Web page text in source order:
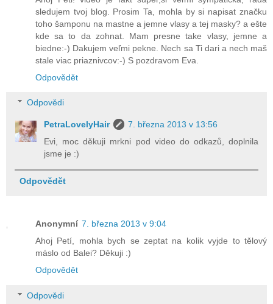
sledujem tvoj blog. Prosim Ta, mohla by si napisat značku
toho šamponu na mastne a jemne vlasy a tej masky? a ešte
kde sa to da zohnat. Mam presne take vlasy, jemne a
biedne:-) Dakujem veľmi pekne. Nech sa Ti dari a nech maš
stale viac priaznivcov:-) S pozdravom Eva.
Odpovědět
Odpovědi
PetraLovelyHair
7. března 2013 v 13:56
Evi, moc děkuji mrkni pod video do odkazů, doplnila
jsme je :)
Odpovědět
Anonymní 7. března 2013 v 9:04
Ahoj Petí, mohla bych se zeptat na kolik vyjde to tělový
máslo od Balei? Děkuji :)
Odpovědět
Odpovědi